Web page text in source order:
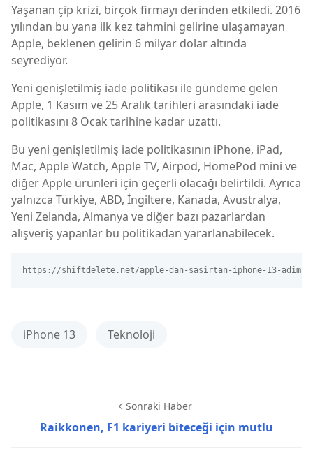
Yaşanan çip krizi, birçok firmayı derinden etkiledi. 2016
yılından bu yana ilk kez tahmini gelirine ulaşamayan
Apple, beklenen gelirin 6 milyar dolar altında
seyrediyor.
Yeni genişletilmiş iade politikası ile gündeme gelen
Apple, 1 Kasım ve 25 Aralık tarihleri arasındaki iade
politikasını 8 Ocak tarihine kadar uzattı.
Bu yeni genişletilmiş iade politikasının iPhone, iPad,
Mac, Apple Watch, Apple TV, Airpod, HomePod mini ve
diğer Apple ürünleri için geçerli olacağı belirtildi. Ayrıca
yalnızca Türkiye, ABD, İngiltere, Kanada, Avustralya,
Yeni Zelanda, Almanya ve diğer bazı pazarlardan
alışveriş yapanlar bu politikadan yararlanabilecek.
https://shiftdelete.net/apple-dan-sasirtan-iphone-13-adimi
iPhone 13 Teknoloji
Sonraki Haber
Raikkonen, F1 kariyeri biteceği için mutlu